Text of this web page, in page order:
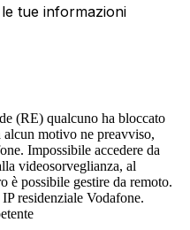
tue informazioni